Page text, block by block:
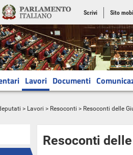
Scrivi Sito
Lavori Documenti
> Lavori > Resoconti > Resoconti delle
Resoconti